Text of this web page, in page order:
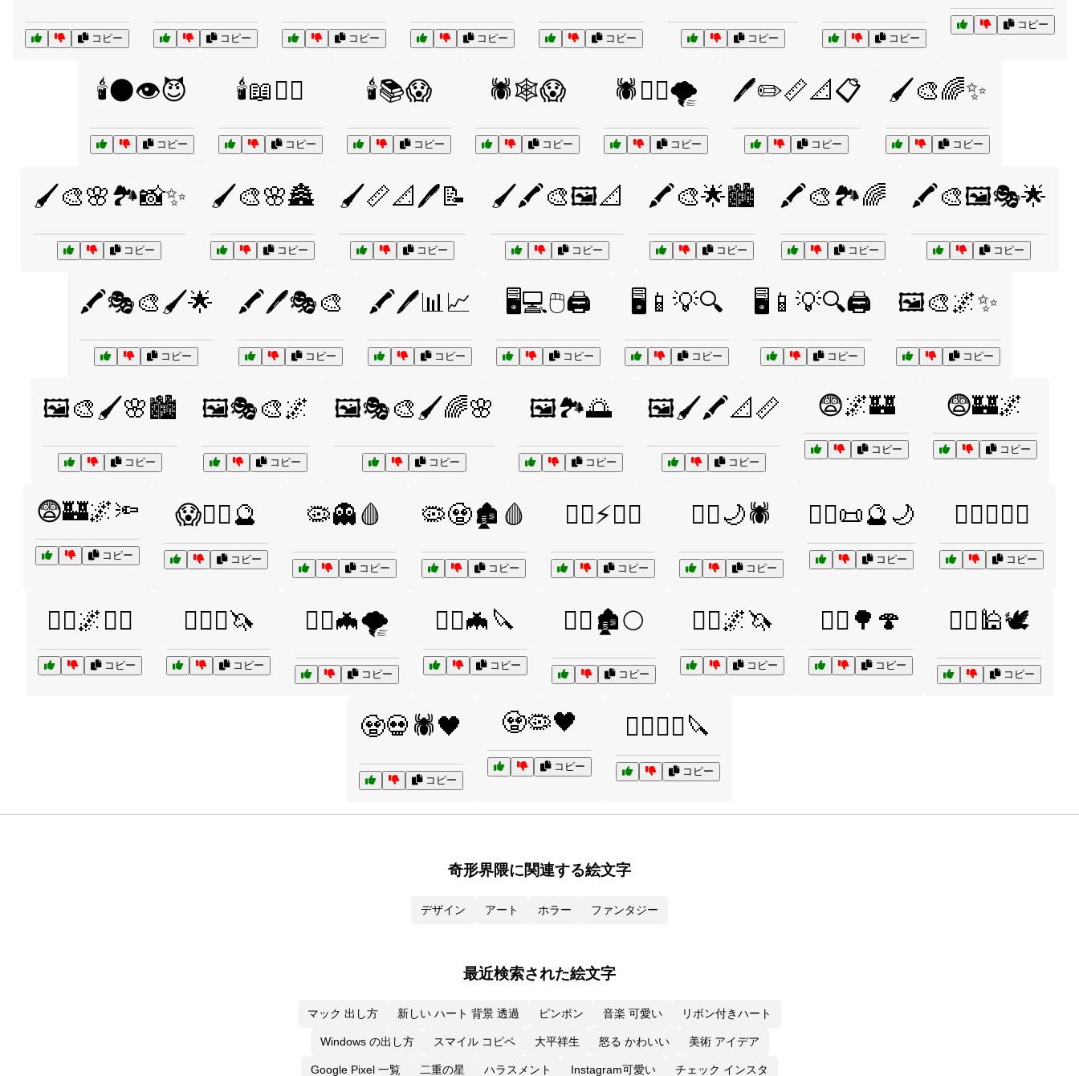
コピー コピー コピー コピー コピー コピー コピー
コピー
🕯️🌑👁️😈
コピー
🕯️📖🧙‍♂️
コピー
🕯️📚😱
コピー
🕷️🕸️😱
コピー
🕷️🧙‍♀️🌪️
コピー
🖊️✏️📏📐📋
コピー
🖌️🎨🌈✨
コピー
🖌️🎨🌸🏞️📸✨
コピー
🖌️🎨🌸🏯
コピー
🖌️📏📐🖊️📝
コピー
🖌️🖍️🎨🖼️📐
コピー
🖍️🎨🌟🏙️
コピー
🖍️🎨🏞️🌈
コピー
🖍️🎨🖼️🎭🌟
コピー
🖍️🎭🎨🖌️🌟
コピー
🖍️🖊️🎭🎨
コピー
🖍️🖊️📊📈
コピー
🖥️💻🖱️🖨️
コピー
🖥️📱💡🔍
コピー
🖥️📱💡🔍🖨️
コピー
🖼️🎨🌌✨
コピー
🖼️🎨🖌️🌸🏙️
コピー
🖼️🎭🎨🌌
コピー
🖼️🎭🎨🖌️🌈🌸
コピー
🖼️🏞️🌅
コピー
🖼️🖌️🖍️📐📏
コピー
😨🌌🏰
コピー
😨🏰🌌
コピー
😨🏰🌌🔦
コピー
😱🧟‍♀️🔮
コピー
🦠👻🩸
コピー
🦠🧟🏚️🩸
コピー
🦸‍♀️⚡🦸‍♂️
コピー
🧙‍♀️🌙🕷️
コピー
🧙‍♀️📜🔮🌙
コピー
🧙‍♀️✨🧞‍♀️
コピー
🧙‍♂️🌌🧝‍♂️
コピー
🧙‍♂️✨🦄
コピー
🧛‍♀️🦇🌪️
コピー
🧛‍♀️🦇🔪
コピー
🧛‍♂️🏚️🌕
コピー
🧝‍♀️🌌🦄
コピー
🧝‍♂️🌳🍄
コピー
🧞‍♂️🕌🕊️
コピー
🧟💀🕷️🖤
コピー
🧟🦠🖤
コピー
🧟‍♂️🏴‍☠️🔪
コピー
奇形界隈に関連する絵文字
デザイン アート ホラー ファンタジー
最近検索された絵文字
マック 出し方 新しい ハート 背景 透過 ピンポン 音楽 可愛い リボン付きハート
Windows の出し方 スマイル コピペ 大平祥生 怒る かわいい 美術 アイデア
Google Pixel 一覧 二重の星 ハラスメント Instagram可愛い チェック インスタ